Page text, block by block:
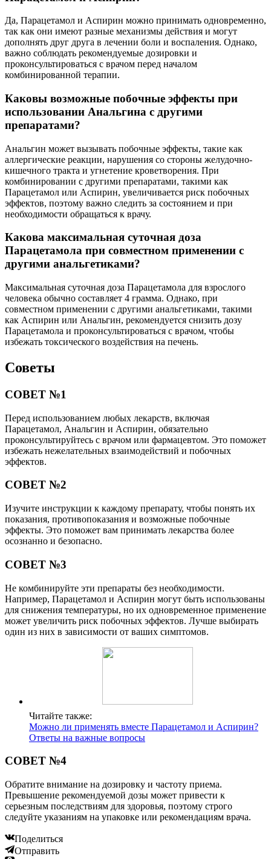
Да, Парацетамол и Аспирин можно принимать одновременно,
так как они имеют разные механизмы действия и могут
дополнять друг друга в лечении боли и воспаления. Однако,
важно соблюдать рекомендуемые дозировки и
проконсультироваться с врачом перед началом
комбинированной терапии.
Каковы возможные побочные эффекты при
использовании Анальгина с другими
препаратами?
Анальгин может вызывать побочные эффекты, такие как
аллергические реакции, нарушения со стороны желудочно-
кишечного тракта и угнетение кроветворения. При
комбинировании с другими препаратами, такими как
Парацетамол или Аспирин, увеличивается риск побочных
эффектов, поэтому важно следить за состоянием и при
необходимости обращаться к врачу.
Какова максимальная суточная доза
Парацетамола при совместном применении с
другими анальгетиками?
Максимальная суточная доза Парацетамола для взрослого
человека обычно составляет 4 грамма. Однако, при
совместном применении с другими анальгетиками, такими
как Аспирин или Анальгин, рекомендуется снизить дозу
Парацетамола и проконсультироваться с врачом, чтобы
избежать токсического воздействия на печень.
Советы
СОВЕТ №1
Перед использованием любых лекарств, включая
Парацетамол, Анальгин и Аспирин, обязательно
проконсультируйтесь с врачом или фармацевтом. Это поможет
избежать нежелательных взаимодействий и побочных
эффектов.
СОВЕТ №2
Изучите инструкции к каждому препарату, чтобы понять их
показания, противопоказания и возможные побочные
эффекты. Это поможет вам принимать лекарства более
осознанно и безопасно.
СОВЕТ №3
Не комбинируйте эти препараты без необходимости.
Например, Парацетамол и Аспирин могут быть использованы
для снижения температуры, но их одновременное применение
может увеличить риск побочных эффектов. Лучше выбирать
один из них в зависимости от ваших симптомов.
Читайте также:
Можно ли применять вместе Парацетамол и Аспирин?
Ответы на важные вопросы
СОВЕТ №4
Обратите внимание на дозировку и частоту приема.
Превышение рекомендуемой дозы может привести к
серьезным последствиям для здоровья, поэтому строго
следуйте указаниям на упаковке или рекомендациям врача.
Поделиться
Отправить